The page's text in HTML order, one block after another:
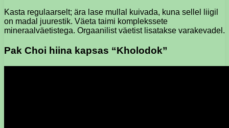
Kasta regulaarselt; ära lase mullal kuivada, kuna sellel liigil
on madal juurestik. Väeta taimi komplekssete
mineraalväetistega. Orgaanilist väetist lisatakse varakevadel.
Pak Choi hiina kapsas “Kholodok”